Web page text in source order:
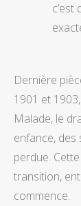
c’est
Dernière
1901 et 1903,
Malade, le
enfance, des
perdue.
transition,
commence.